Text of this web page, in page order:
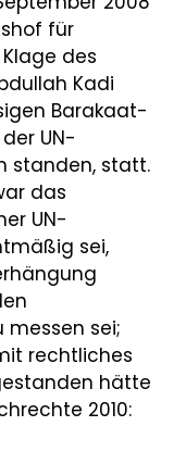
für
des
Kadi
Barakaat-
UN-
standen, statt.
das
UN-
sei,
messen sei;
rechtliches
hätte
2010: